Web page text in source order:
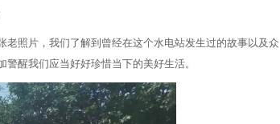
照片，我们了解到曾经在这个水电站发生过的故事以及众
醒我们应当好好珍惜当下的美好生活。